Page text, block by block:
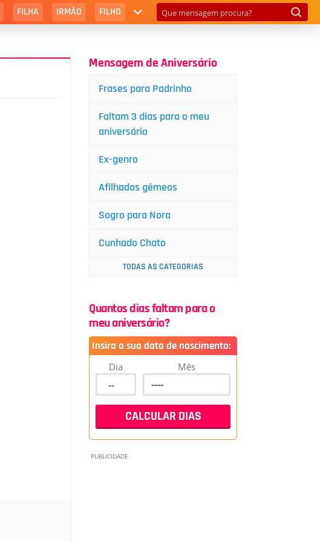
FILHA IRMÃO FILHO
Mensagem de Aniversário
Frases para Padrinho
Faltam 3 dias para o meu
aniversário
Ex-genro
Afilhados gêmeos
Sogro para Nora
Cunhado Chato
TODAS AS CATEGORIAS
Quantos dias faltam para o
meu aniversário?
Insira a sua data de nascimento:
Dia Mês